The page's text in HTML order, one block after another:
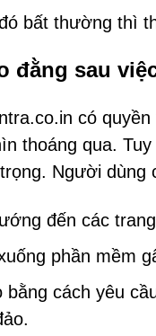
bất thường thì
đằng sau
có
thoáng qua.
Người dùng
đến các
phần mềm
bằng cách yêu